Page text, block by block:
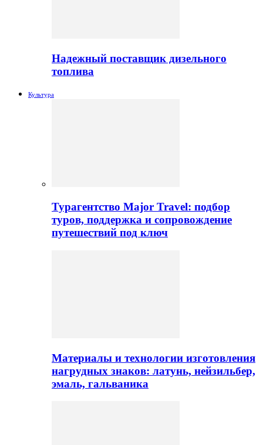
Надежный поставщик дизельного
топлива
Культура
Турагентство Major Travel: подбор
туров, поддержка и сопровождение
путешествий под ключ
Материалы и технологии изготовления
нагрудных знаков: латунь, нейзильбер,
эмаль, гальваника